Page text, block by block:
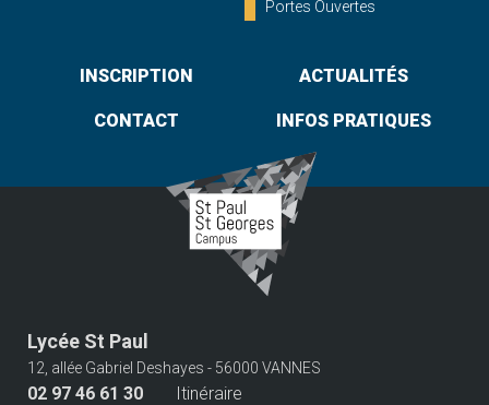
Portes Ouvertes
INSCRIPTION ACTUALITÉS
CONTACT INFOS PRATIQUES
Lycée St Paul
12, allée Gabriel Deshayes - 56000 VANNES
02 97 46 61 30 Itinéraire